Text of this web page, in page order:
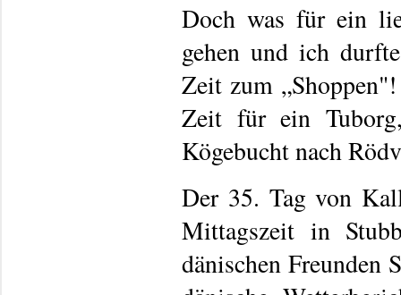
Doch was für ein
gehen und ich
Zeit zum
Zeit für ein
Kögebucht nach
Der 35. Tag von
Mittagszeit in
dänischen Freunden